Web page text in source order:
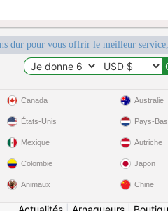
dur pour vous offrir le meilleur
Canada
États-Unis
Mexique
Colombie
Animaux
Australie
Pays-Bas
Autriche
Japon
Chine